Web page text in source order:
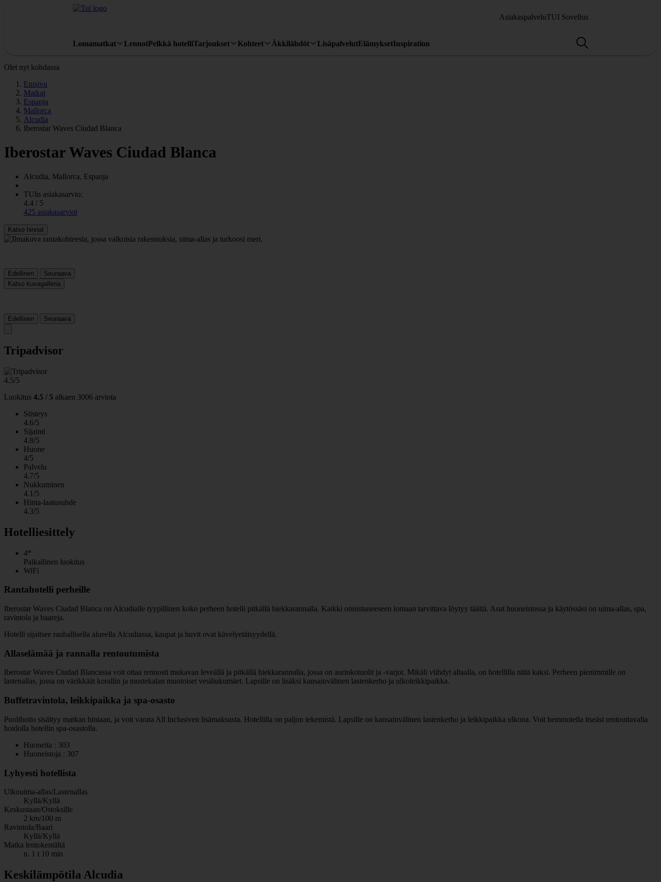
AsiakaspalveluTUI Sovellus
Lomamatkat LennotPelkkä hotelliTarjoukset Kohteet Äkkilähdöt LisäpalvelutElämyksetInspiration
Olet nyt kohdassa
Etusivu
Matkat
Espanja
Mallorca
Alcudia
Iberostar Waves Ciudad Blanca
Iberostar Waves Ciudad Blanca
Alcudia, Mallorca, Espanja
TUIn asiakasarvio:
4.4 / 5
425 asiakasarviot
Katso hinnat
Edellinen
Seuraava
Katso kuvagalleria
Edellinen Seuraava
Tripadvisor
4.5/5
Luokitus 4.5 / 5 alkaen 3006 arviota
Siisteys
4.6/5
Sijainti
4.8/5
Huone
4/5
Palvelu
4.7/5
Nukkuminen
4.1/5
Hinta-laatusuhde
4.3/5
Hotelliesittely
4*
Paikallinen luokitus
WiFi
Rantahotelli perheille
Iberostar Waves Ciudad Blanca on Alcudialle tyypillinen koko perheen hotelli pitkällä hiekkarannalla. Kaikki onnistuneeseen lomaan tarvittava löytyy täältä. Asut huoneistossa ja käytössäsi on uima-allas, spa,
ravintola ja baareja.
Hotelli sijaitsee rauhallisella alueella Alcudiassa, kaupat ja huvit ovat kävelyetäisyydellä.
Allaselämää ja rannalla rentoutumista
Iberostar Waves Ciudad Blancassa voit ottaa rennosti mukavan leveällä ja pitkällä hiekkarannalla, jossa on aurinkotuolit ja -varjot. Mikäli viihdyt altaalla, on hotellilla niitä kaksi. Perheen pienimmille on
lastenallas, jossa on värikkäät korallin ja mustekalan muotoiset vesiliukumäet. Lapsille on lisäksi kansainvälinen lastenkerho ja ulkoleikkipaikka.
Buffetravintola, leikkipaikka ja spa-osasto
Puolihoito sisältyy matkan hintaan, ja voit varata All Inclusiven lisämaksusta. Hotellilla on paljon tekemistä. Lapsille on kansainvälinen lastenkerho ja leikkipaikka ulkona. Voit hemmotella itseäsi rentouttavalla
hoidolla hotellin spa-osastolla.
Huoneita : 303
Huoneistoja : 307
Lyhyesti hotellista
Ulkouima-allas/Lastenallas
Kyllä/Kyllä
Keskustaan/Ostoksille
2 km/100 m
Ravintola/Baari
Kyllä/Kyllä
Matka lentokentältä
n. 1 t 10 min
Keskilämpötila Alcudia